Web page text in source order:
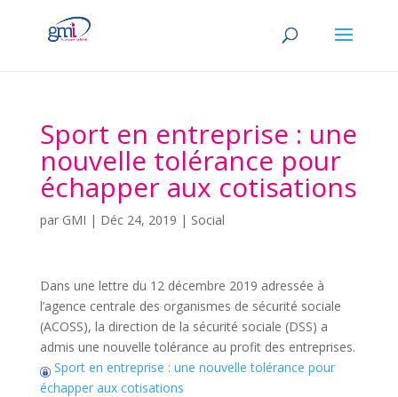
Sport en entreprise : une
nouvelle tolérance pour
échapper aux cotisations
par GMI | Déc 24, 2019 | Social
Dans une lettre du 12 décembre 2019 adressée à
l’agence centrale des organismes de sécurité sociale
(ACOSS), la direction de la sécurité sociale (DSS) a
admis une nouvelle tolérance au profit des entreprises.
Sport en entreprise : une nouvelle tolérance pour
échapper aux cotisations